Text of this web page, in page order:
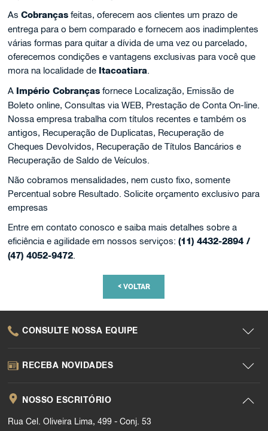
AsCobranças feitas, oferecem aos clientes um prazo de
entrega para o bem comparado e fornecem aos inadimplentes
várias formas para quitar a dívida de uma vez ou parcelado,
oferecemos condições e vantagens exclusivas para você que
mora na localidade de Itacoatiara.
A Império Cobranças fornece Localização, Emissão de
Boleto online, Consultas via WEB, Prestação de Conta On-line.
Nossa empresa trabalha com títulos recentes e também os
antigos, Recuperação de Duplicatas, Recuperação de
Cheques Devolvidos, Recuperação de Títulos Bancários e
Recuperação de Saldo de Veículos.
Não cobramos mensalidades, nem custo fixo, somente
Percentual sobre Resultado. Solicite orçamento exclusivo para
empresas
Entre em contato conosco e saiba mais detalhes sobre a
eficiência e agilidade em nossos serviços:(11) 4432-2894 /
(47) 4052-9472.
<VOLTAR
CONSULTE NOSSA EQUIPE
RECEBA NOVIDADES
NOSSO ESCRITÓRIO
Rua Cel. Oliveira Lima, 499 - Conj. 53